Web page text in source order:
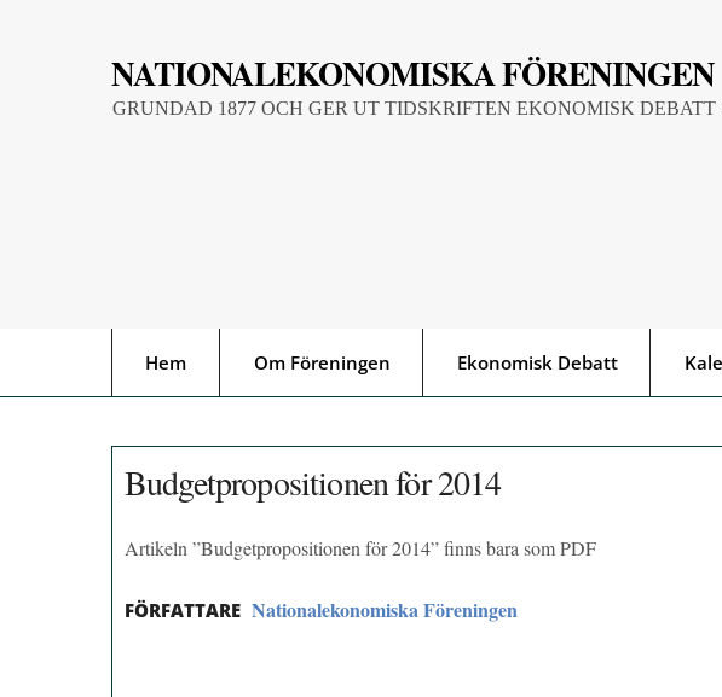
NATIONALEKONOMISKA FÖRENINGEN
GRUNDAD 1877 OCH GER UT TIDSKRIFTEN EKONOMISK DEBATT
Hem Om Föreningen Ekonomisk Debatt
Budgetpropositionen för 2014
Artikeln ”Budgetpropositionen för 2014” finns bara som PDF
FÖRFATTARE Nationalekonomiska Föreningen